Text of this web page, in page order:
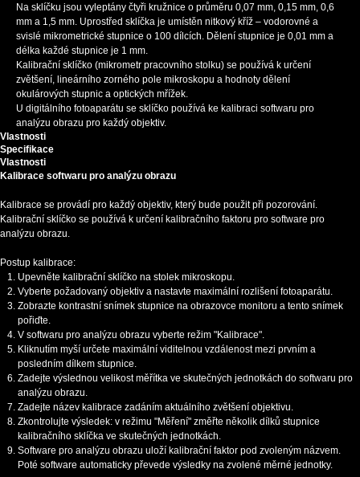
Na sklíčku jsou vyleptány čtyři kružnice o průměru 0,07 mm, 0,15 mm, 0,6
mm a 1,5 mm. Uprostřed sklíčka je umístěn nitkový kříž – vodorovné a
svislé mikrometrické stupnice o 100 dílcích. Dělení stupnice je 0,01 mm a
délka každé stupnice je 1 mm.
Kalibrační sklíčko (mikrometr pracovního stolku) se používá k určení
zvětšení, lineárního zorného pole mikroskopu a hodnoty dělení
okulárových stupnic a optických mřížek.
U digitálního fotoaparátu se sklíčko používá ke kalibraci softwaru pro
analýzu obrazu pro každý objektiv.
Vlastnosti
Specifikace
Vlastnosti
Kalibrace softwaru pro analýzu obrazu
Kalibrace se provádí pro každý objektiv, který bude použit při pozorování.
Kalibrační sklíčko se používá k určení kalibračního faktoru pro software pro
analýzu obrazu.
Postup kalibrace:
Upevněte kalibrační sklíčko na stolek mikroskopu.
Vyberte požadovaný objektiv a nastavte maximální rozlišení fotoaparátu.
Zobrazte kontrastní snímek stupnice na obrazovce monitoru a tento snímek
pořiďte.
V softwaru pro analýzu obrazu vyberte režim "Kalibrace".
Kliknutím myší určete maximální viditelnou vzdálenost mezi prvním a
posledním dílkem stupnice.
Zadejte výslednou velikost měřítka ve skutečných jednotkách do softwaru pro
analýzu obrazu.
Zadejte název kalibrace zadáním aktuálního zvětšení objektivu.
Zkontrolujte výsledek: v režimu "Měření" změřte několik dílků stupnice
kalibračního sklíčka ve skutečných jednotkách.
Software pro analýzu obrazu uloží kalibrační faktor pod zvoleným názvem.
Poté software automaticky převede výsledky na zvolené měrné jednotky.